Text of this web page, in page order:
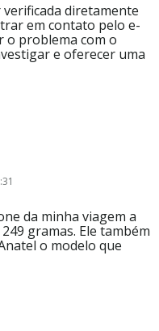
verificada diretamente
em contato pelo e-
o problema com o
e oferecer uma
da minha viagem a
gramas. Ele também
o modelo que